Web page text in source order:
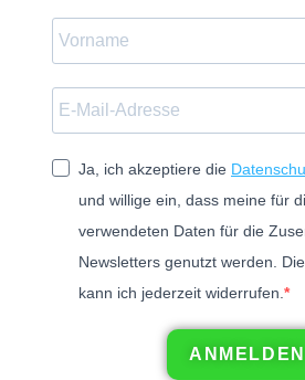
Ja, ich akzeptiere die
und willige ein, dass meine für
verwendeten Daten für die
Newsletters genutzt werden.
kann ich jederzeit widerrufen.
ANMELDEN